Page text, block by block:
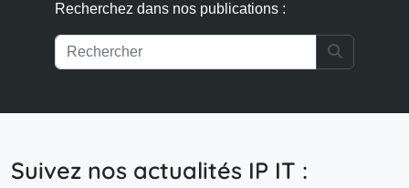
Recherchez dans nos publications :
Suivez nos actualités IP IT :